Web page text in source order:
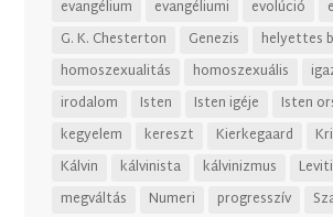
evangélium
evangéliumi evolúció
G. K. Chesterton
Genezis helyettes
homoszexualitás
homoszexuális
irodalom
Isten Isten igéje Isten
kegyelem
kereszt Kierkegaard
Kálvin
kálvinista kálvinizmus
megváltás
Numeri progresszív